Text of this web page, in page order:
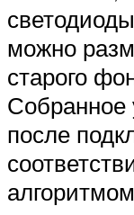
светодиоды
можно
старого
Собранное
после